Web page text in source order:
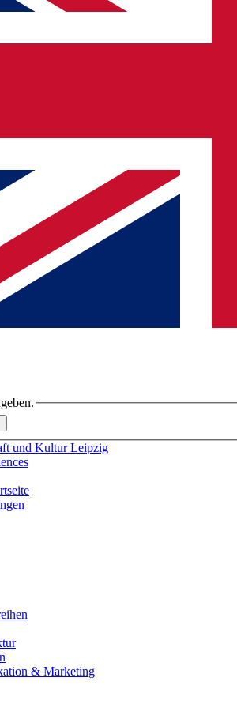
und Kultur Leipzig
& Marketing